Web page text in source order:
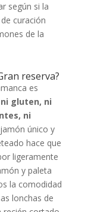
según si la
curación
de la
reserva?
es
gluten, ni
ni
único y
hace que
ligeramente
y paleta
la comodidad
lonchas de